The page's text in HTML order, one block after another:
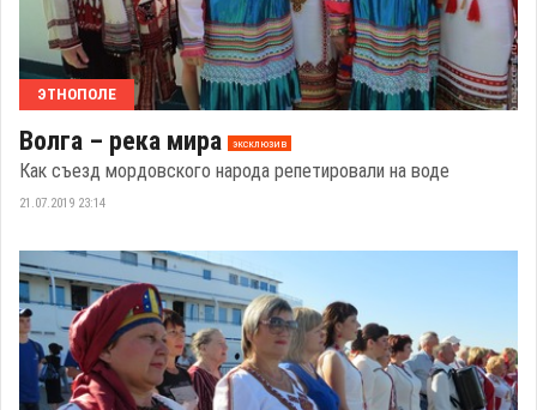
ЭТНОПОЛЕ
Волга – река мира эксклюзив
Как съезд мордовского народа репетировали на воде
21.07.2019 23:14